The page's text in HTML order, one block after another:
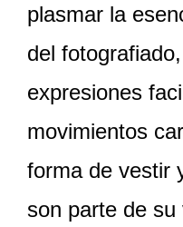
plasmar la
del
expresiones
movimientos
forma de vestir
son parte de